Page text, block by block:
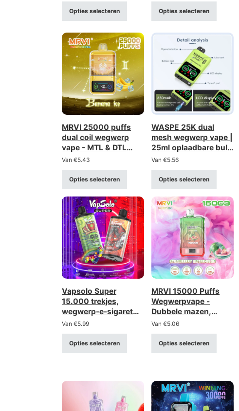
Opties selecteren
groothandelskorting
Opties selecteren
MRVI 25000 puffs
dual coil wegwerp
vape - MTL & DTL
flexibiliteit,
groothandel bulk
kopen
Van €5.43
Opties selecteren
WASPE 25K dual
mesh wegwerp vape |
25ml oplaadbare bulk
kopen groothandel
Van€5.56
Opties selecteren
Vapsolo Super
15.000 trekjes,
wegwerp-e-sigaret
met in 4 niveaus
instelbare
luchtstroom –
oplaadbaar via Type-
Van €5.99
Opties selecteren
MRVI 15000 Puffs
Wegwerpvape -
Dubbele mazen,
voedingsdisplay,
sleutelkoord
Van€5.06
Opties selecteren